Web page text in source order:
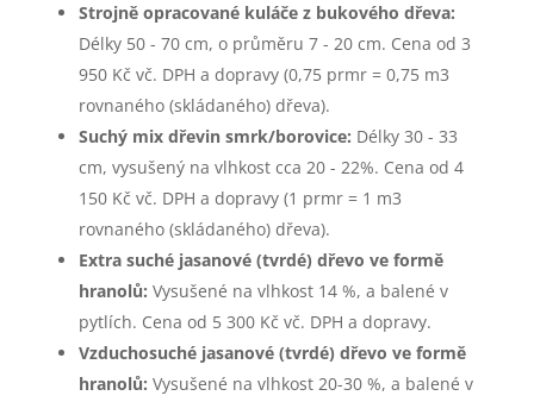
Strojně opracované kuláče z bukového dřeva:
Délky 50 - 70 cm, o průměru 7 - 20 cm. Cena od 3
950 Kč vč. DPH a dopravy (0,75 prmr = 0,75 m3
rovnaného (skládaného) dřeva).
Suchý mix dřevin smrk/borovice: Délky 30 - 33
cm, vysušený na vlhkost cca 20 - 22%. Cena od 4
150 Kč vč. DPH a dopravy (1 prmr = 1 m3
rovnaného (skládaného) dřeva).
Extra suché jasanové (tvrdé) dřevo ve formě
hranolů: Vysušené na vlhkost 14 %, a balené v
pytlích. Cena od 5 300 Kč vč. DPH a dopravy.
Vzduchosuché jasanové (tvrdé) dřevo ve formě
hranolů: Vysušené na vlhkost 20-30 %, a balené v